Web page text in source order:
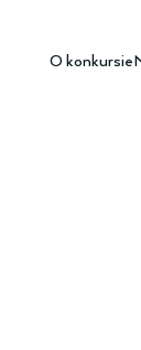
O konkursie